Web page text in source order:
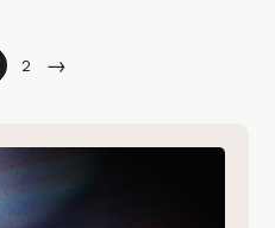
2 →